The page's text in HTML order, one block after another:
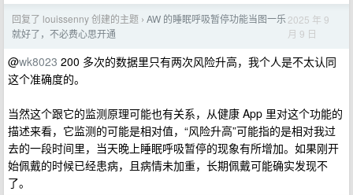
回复了 louissenny 创建的主题 › AW 的睡眠呼吸暂停功能当图一乐
就好了，不必费心思开通
2025 年 9
月 9 日
@wk8023 200 多次的数据里只有两次风险升高，我个人是不太认同
这个准确度的。
当然这个跟它的监测原理可能也有关系，从健康 App 里对这个功能的
描述来看，它监测的可能是相对值，“风险升高”可能指的是相对我过
去的一段时间里，当天晚上睡眠呼吸暂停的现象有所增加。如果刚开
始佩戴的时候已经患病，且病情未加重，长期佩戴可能确实发现不
了。